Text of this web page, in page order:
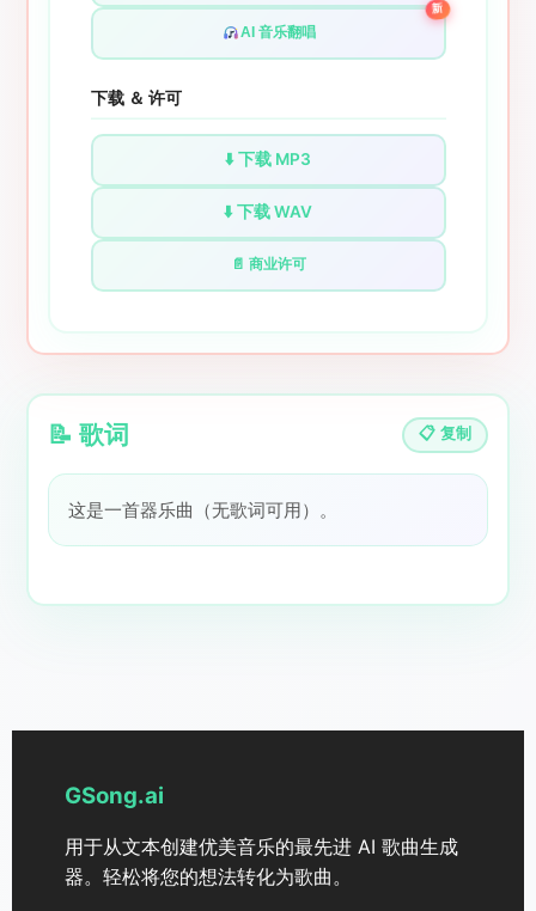
AI 音乐翻唱
新
下载 ＆ 许可
⬇️ 下载 MP3
⬇️ 下载 WAV
📄 商业许可
📝 歌词 📋 复制
这是一首器乐曲（无歌词可用）。
GSong.ai
用于从文本创建优美音乐的最先进 AI 歌曲生成
器。轻松将您的想法转化为歌曲。